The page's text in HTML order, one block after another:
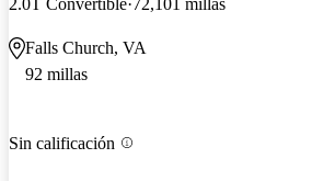
2.0T Convertible 72,101 millas
Falls Church, VA
92 millas
Sin calificación